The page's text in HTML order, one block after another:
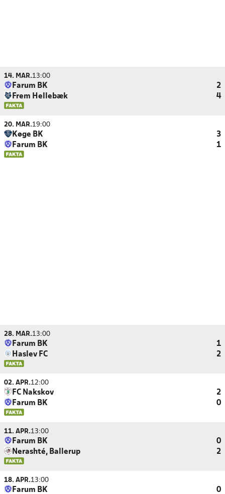
14. MAR.13:00
Farum BK
2
Frem Hellebæk
4
20. MAR.19:00
Køge BK
3
Farum BK
1
28. MAR.13:00
Farum BK
1
Haslev FC
2
02. APR.12:00
FC Nakskov
2
Farum BK
0
11. APR.13:00
Farum BK
0
Nerashté, Ballerup
2
18. APR.13:00
Farum BK
0